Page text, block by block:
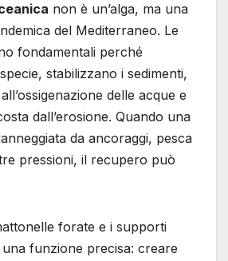
non è un’alga, ma una
del Mediterraneo. Le
fondamentali perché
stabilizzano i sedimenti,
delle acque e
dall’erosione. Quando una
da ancoraggi, pesca
pressioni, il recupero può
forate e i supporti
funzione precisa: creare